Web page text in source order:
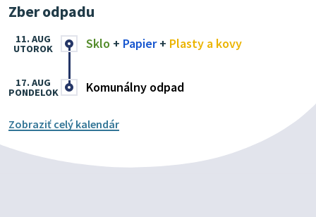
Zber odpadu
Sklo + Papier+ Plasty a kovy
11. AUG
UTOROK
Komunálny odpad
17. AUG
PONDELOK
Zobraziť celý kalendár